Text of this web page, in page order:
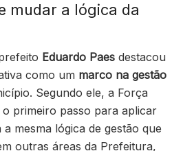
mudar a lógica da
Eduardo Paes destacou
como um marco na gestão
Segundo ele, a Força
primeiro passo para aplicar
mesma lógica de gestão que
outras áreas da Prefeitura,